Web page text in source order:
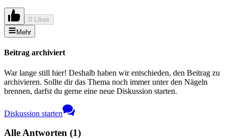
0 Likes
Mehr
Beitrag archiviert
War lange still hier! Deshalb haben wir entschieden, den Beitrag zu
archivieren. Sollte dir das Thema noch immer unter den Nägeln
brennen, darfst du gerne eine neue Diskussion starten.
Diskussion starten
Alle Antworten (1)